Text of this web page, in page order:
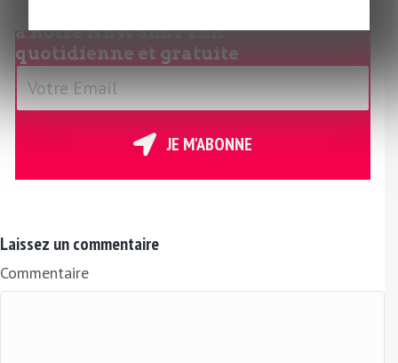
à notreNEWSLETTER
quotidienne et gratuite
V
E
i
l
JE M'ABONNE
Laissez un commentaire
Commentaire